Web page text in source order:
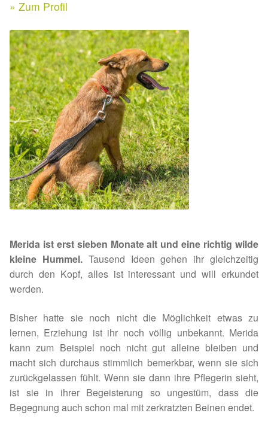
Aktuelle Spenden 2026
Ihre/Eure Spenden – Januar bis Juni 2026
Spenden 2025
Juli bis Dezember 2025
Januar bis Juni 2025
Spenden 2024
Januar bis Juni 2024
Spenden 2023
Juli bis Dezember 2023
Januar bis Juni 2023
Spenden 2022
Juli bis Dezember 2022
Kontakt & Rechtliches
Facebook
Instagram
» Zum Profil
Merida ist erst sieben Monate alt und eine richtig wilde
kleine Hummel.Tausend Ideen gehen ihr gleichzeitig
durch den Kopf, alles ist interessant und will erkundet
werden.
Bisher hatte sie noch nicht die Möglichkeit etwas zu
lernen, Erziehung ist ihr noch völlig unbekannt. Merida
kann zum Beispiel noch nicht gut alleine bleiben und
macht sich durchaus stimmlich bemerkbar, wenn sie sich
zurückgelassen fühlt. Wenn sie dann ihre Pflegerin sieht,
ist sie in ihrer Begeisterung so ungestüm, dass die
Begegnung auch schon mal mit zerkratzten Beinen endet.